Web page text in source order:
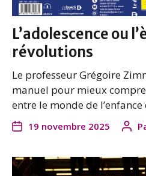
L’adolescence ou
révolutions
Le professeur Grégoire
manuel pour mieux
entre le monde de l’enfance
19 novembre 2025